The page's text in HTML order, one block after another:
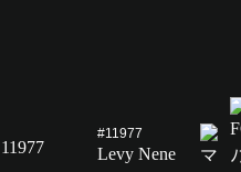
11977
#11977
Levy Nene